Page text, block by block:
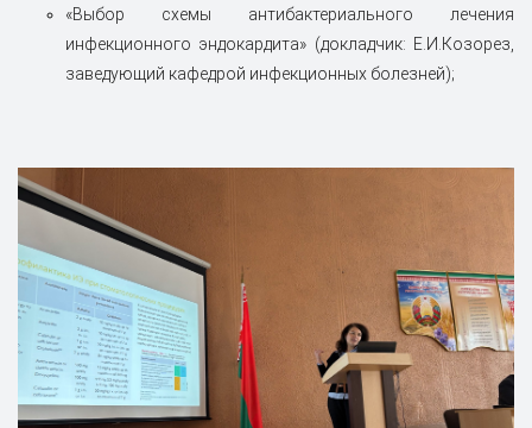
«Выбор схемы антибактериального лечения
инфекционного эндокардита» (докладчик: Е.И.Козорез,
заведующий кафедрой инфекционных болезней);